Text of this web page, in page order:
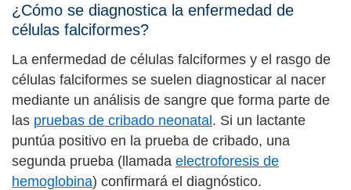
¿Cómo se diagnostica la enfermedad de
células falciformes?
La enfermedad de células falciformes y el rasgo de
células falciformes se suelen diagnosticar al nacer
mediante un análisis de sangre que forma parte de
las pruebas de cribado neonatal. Si un lactante
puntúa positivo en la prueba de cribado, una
segunda prueba (llamada electroforesis de
hemoglobina) confirmará el diagnóstico.